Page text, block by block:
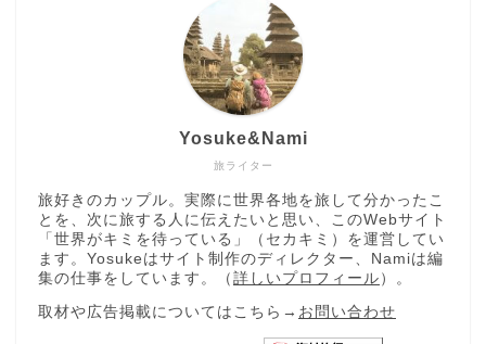
旅ライター
Yosuke&Nami
旅好きのカップル。実際に世界各地を旅して分かったこ
とを、次に旅する人に伝えたいと思い、このWebサイト
「世界がキミを待っている」（セカキミ）を運営してい
ます。Yosukeはサイト制作のディレクター、Namiは編
集の仕事をしています。（ 詳しいプロフィール ）。
取材や広告掲載についてはこちら→ お問い合わせ